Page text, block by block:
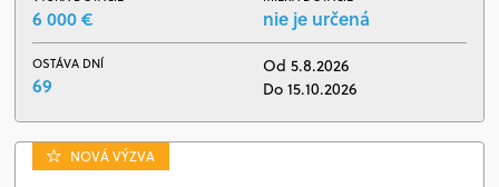
6 000 € nie je určená
OSTÁVA DNÍ
69
Od 5.8.2026
Do 15.10.2026
NOVÁ VÝZVA